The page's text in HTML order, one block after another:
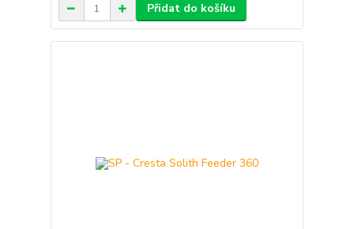
Přidat do košíku